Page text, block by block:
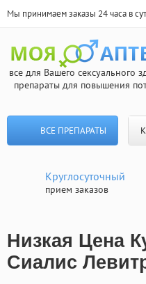
Мы принимаем заказы 24 часа в
все для Вашего сексуального
препараты для повышения
ВСЕ ПРЕПАРАТЫ
Круглосуточный
прием заказов
Низкая Цена
Сиалис